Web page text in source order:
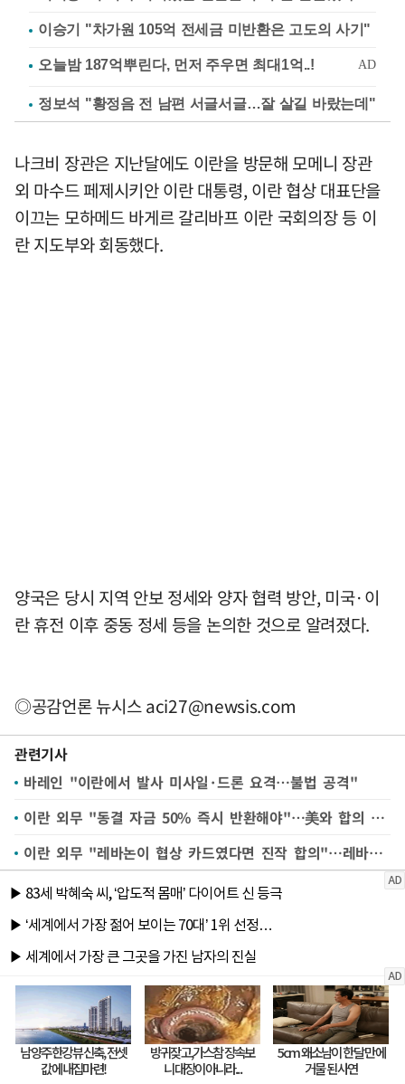
이승기 "차가원 105억 전세금 미반환은 고도의 사기"
정보석 "황정음 전 남편 서글서글…잘 살길 바랐는데"
나크비 장관은 지난달에도 이란을 방문해 모메니 장관
외 마수드 페제시키안 이란 대통령, 이란 협상 대표단을
이끄는 모하메드 바게르 갈리바프 이란 국회의장 등 이
란 지도부와 회동했다.
양국은 당시 지역 안보 정세와 양자 협력 방안, 미국·이
란 휴전 이후 중동 정세 등을 논의한 것으로 알려졌다.
◎공감언론 뉴시스aci27@newsis.com
관련기사
바레인 "이란에서 발사 미사일·드론 요격…불법 공격"
이란 외무 "동결 자금 50% 즉시 반환해야"…美와 합의 조건 제시
이란 외무 "레바논이 협상 카드였다면 진작 합의"…레바논 대통령 비판 반박